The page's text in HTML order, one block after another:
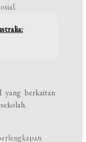
yang berkaitan